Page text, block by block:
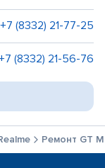
+7 (8332) 21-77-25
(8332) 21-56-76
Ремонт GT